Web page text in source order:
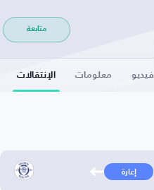
متابعة
فيديو معلومات الإنتقالات
إعارة